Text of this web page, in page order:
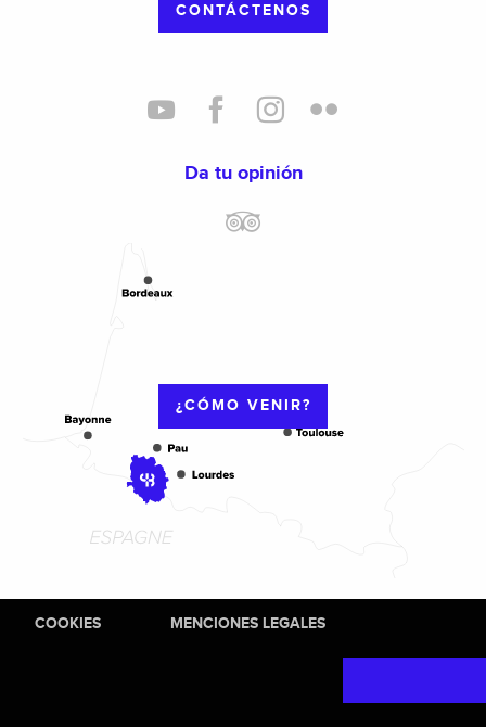
CONTÁCTENOS
Da tu opinión
¿CÓMO VENIR?
COOKIES MENCIONES LEGALES